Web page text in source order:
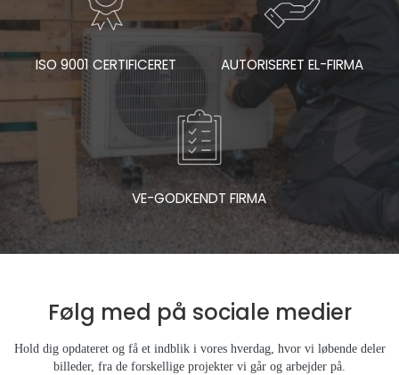
ISO 9001 CERTIFICERET AUTORISERET EL-FIRMA
VE-GODKENDT FIRMA
Følg med på sociale medier
Hold dig opdateret og få et indblik i vores hverdag, hvor vi løbende deler
billeder, fra de forskellige projekter vi går og arbejder på.